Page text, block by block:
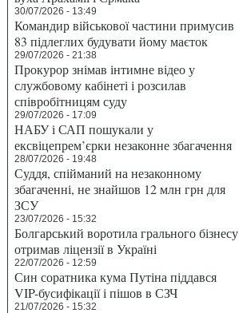
30/07/2026 - 13:49
Командир військової частини примусив
83 підлеглих будувати йому маєток
29/07/2026 - 21:38
Прокурор знімав інтимне відео у
службовому кабінеті і розсилав
співробітницям суду
29/07/2026 - 17:09
НАБУ і САП пошукали у
ексвіцепрем’єрки незаконне збагачення
28/07/2026 - 19:48
Суддя, спійманий на незаконному
збагаченні, не знайшов 12 млн грн для
ЗСУ
23/07/2026 - 15:32
Болгарський воротила грального бізнесу
отримав ліцензії в Україні
22/07/2026 - 12:59
Син соратника кума Путіна піддався
VIP-бусифікації і пішов в СЗЧ
21/07/2026 - 15:32